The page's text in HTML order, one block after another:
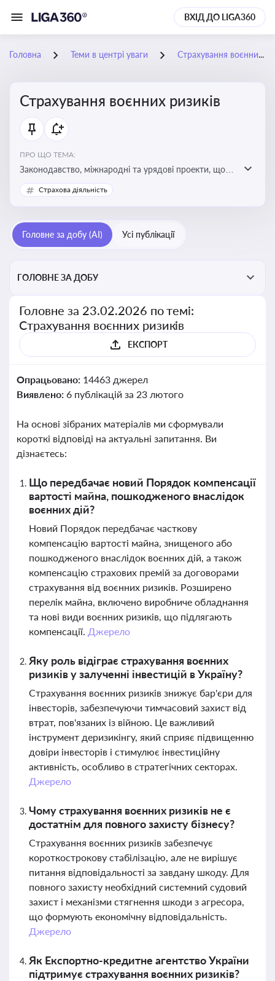
ВХІД ДО LIGA360
Головна Теми в центрі уваги Страхування воєнних ризиків
Страхування воєнних ризиків
ПРО ЩО ТЕМА:
Законодавство, міжнародні та урядові проекти, що
визначають та знижують воєнні ризики для власників
майна, боржників та кредиторів
Страхова діяльність
Головне за добу (AI) Усі публікації
ГОЛОВНЕ ЗА ДОБУ
Головне за 23.02.2026 по темі:
Страхування воєнних ризиків
ЕКСПОРТ
Опрацьовано: 14463 джерел
Виявлено: 6 публікацій за 23 лютого
На основі зібраних матеріалів ми сформували
короткі відповіді на актуальні запитання. Ви
дізнаєтесь:
Що передбачає новий Порядок компенсації
вартості майна, пошкодженого внаслідок
воєнних дій?
Новий Порядок передбачає часткову
компенсацію вартості майна, знищеного або
пошкодженого внаслідок воєнних дій, а також
компенсацію страхових премій за договорами
страхування від воєнних ризиків. Розширено
перелік майна, включено виробниче обладнання
та нові види воєнних ризиків, що підлягають
компенсації. Джерело
Яку роль відіграє страхування воєнних
ризиків у залученні інвестицій в Україну?
Страхування воєнних ризиків знижує бар'єри для
інвесторів, забезпечуючи тимчасовий захист від
втрат, пов'язаних із війною. Це важливий
інструмент деризикінгу, який сприяє підвищенню
довіри інвесторів і стимулює інвестиційну
активність, особливо в стратегічних секторах.
Джерело
Чому страхування воєнних ризиків не є
достатнім для повного захисту бізнесу?
Страхування воєнних ризиків забезпечує
короткострокову стабілізацію, але не вирішує
питання відповідальності за завдану шкоду. Для
повного захисту необхідний системний судовий
захист і механізми стягнення шкоди з агресора,
що формують економічну відповідальність.
Джерело
Як Експортно-кредитне агентство України
підтримує страхування воєнних ризиків?